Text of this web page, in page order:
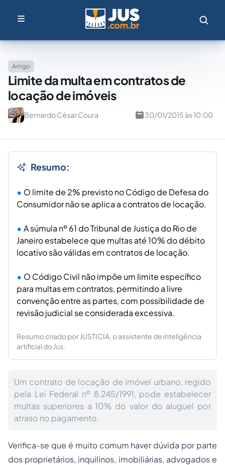
Artigo
Limite da multa em contratos de
locação de imóveis
Bernardo César Coura 30/01/2015 às 10:00
Resumo:
O limite de 2% previsto no Código de Defesa do
Consumidor não se aplica a contratos de locação.
A súmula nº 61 do Tribunal de Justiça do Rio de
Janeiro estabelece que multas até 10% do débito
locativo são válidas em contratos de locação.
O Código Civil não impõe um limite específico
para multas em contratos, permitindo a livre
convenção entre as partes, com possibilidade de
revisão judicial se considerada excessiva.
Resumo criado por JUSTICIA, o assistente de inteligência
artificial do Jus.
Um contrato de locação de imóvel urbano, regido
pela Lei Federal nº 8.245/1991, pode estabelecer
multas superiores a 10% do valor do aluguel por
atraso no pagamento.
Verifica-se que é muito comum haver dúvida por parte
dos proprietários, inquilinos, imobiliárias, advogados e